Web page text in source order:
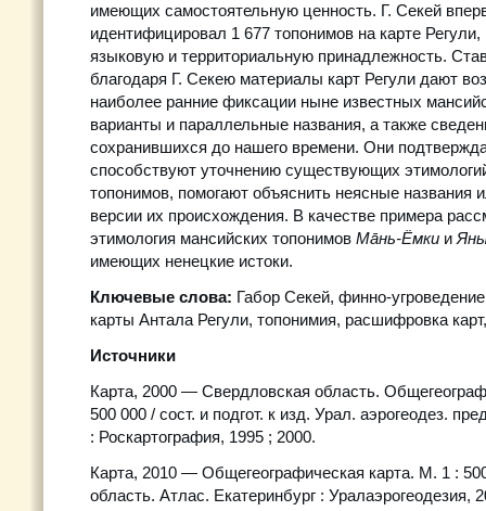
имеющих самостоятельную ценность. Г. Секей
идентифицировал 1 677 топонимов на карте
языковую и территориальную принадлежность.
благодаря Г. Секею материалы карт Регули дают
наиболее ранние фиксации ныне известных
варианты и параллельные названия, а также
сохранившихся до нашего времени. Они
способствуют уточнению существующих
топонимов, помогают объяснить неясные названия
версии их происхождения. В качестве примера
этимология мансийских топонимов Мāнь-Ёмки и
имеющих ненецкие истоки.
Ключевые слова: Габор Секей, финно-
карты Антала Регули, топонимия, расшифровка
Источники
Карта, 2000 — Свердловская область.
500 000 / сост. и подгот. к изд. Урал. аэрогеодез.
: Роскартография, 1995 ; 2000.
Карта, 2010 — Общегеографическая карта. М. 1 :
область. Атлас. Екатеринбург : Уралаэрогеодезия,